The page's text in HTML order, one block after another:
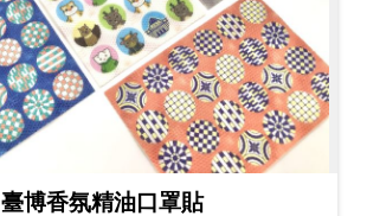
臺博香氛精油口罩貼